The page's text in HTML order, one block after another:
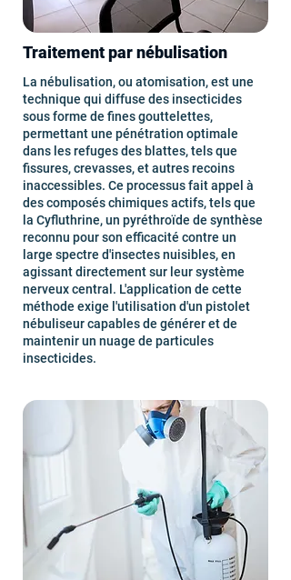
Traitement par nébulisation
La nébulisation, ou atomisation, est une
technique qui diffuse des insecticides
sous forme de fines gouttelettes,
permettant une pénétration optimale
dans les refuges des blattes, tels que
fissures, crevasses, et autres recoins
inaccessibles. Ce processus fait appel à
des composés chimiques actifs, tels que
la Cyfluthrine, un pyréthroïde de synthèse
reconnu pour son efficacité contre un
large spectre d'insectes nuisibles, en
agissant directement sur leur système
nerveux central. L'application de cette
méthode exige l'utilisation d'un pistolet
nébuliseur capables de générer et de
maintenir un nuage de particules
insecticides.